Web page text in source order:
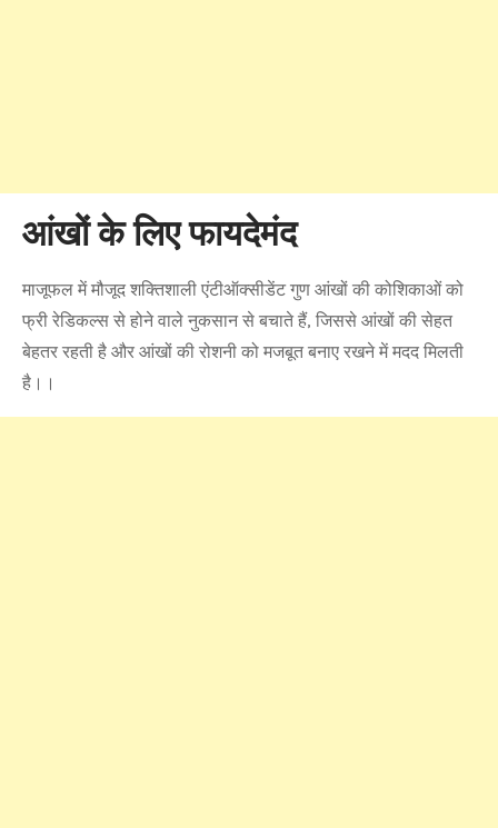
आंखों के लिए फायदेमंद
माजूफल में मौजूद शक्तिशाली एंटीऑक्सीडेंट गुण आंखों की कोशिकाओं को
फ्री रेडिकल्स से होने वाले नुकसान से बचाते हैं, जिससे आंखों की सेहत
बेहतर रहती है और आंखों की रोशनी को मजबूत बनाए रखने में मदद मिलती
है।।